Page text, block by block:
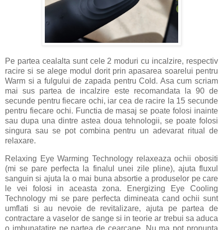
Pe partea cealalta sunt cele 2 moduri cu incalzire, respectiv
racire si se alege modul dorit prin apasarea soarelui pentru
Warm si a fulgului de zapada pentru Cold. Asa cum scriam
mai sus partea de incalzire este recomandata la 90 de
secunde pentru fiecare ochi, iar cea de racire la 15 secunde
pentru fiecare ochi. Functia de masaj se poate folosi inainte
sau dupa una dintre astea doua tehnologii, se poate folosi
singura sau se pot combina pentru un adevarat ritual de
relaxare.
Relaxing Eye Warming Technology relaxeaza ochii obositi
(mi se pare perfecta la finalul unei zile pline), ajuta fluxul
sanguin si ajuta la o mai buna absortie a produselor pe care
le vei folosi in aceasta zona. Energizing Eye Cooling
Technology mi se pare perfecta dimineata cand ochii sunt
umflati si au nevoie de revitalizare, ajuta pe partea de
contractare a vaselor de sange si in teorie ar trebui sa aduca
o imbunatatire pe partea de cearcane. Nu ma pot pronunta